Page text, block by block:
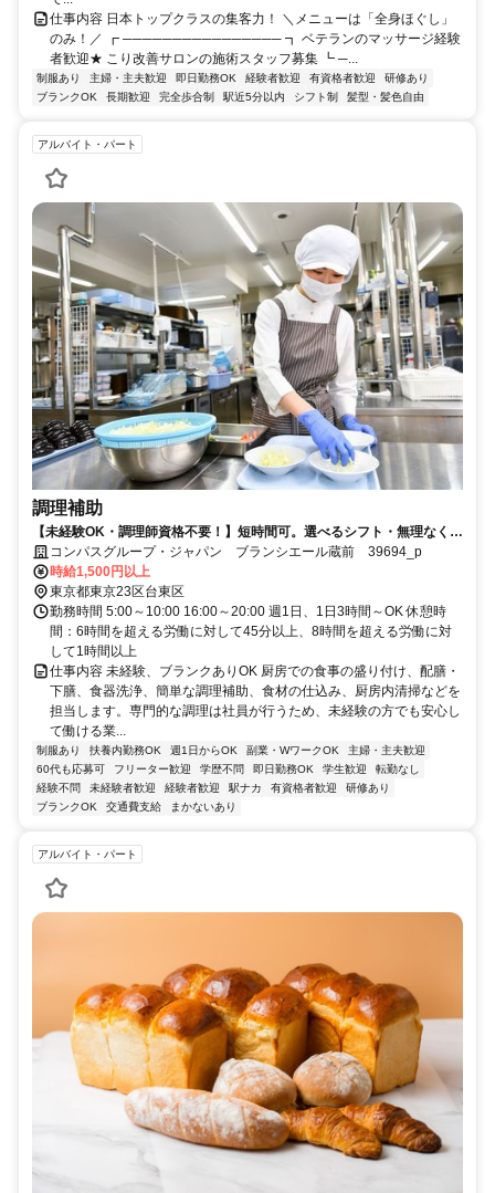
仕事内容 日本トップクラスの集客力！ ＼メニューは「全身ほぐし」
のみ！／ ┏ ──────────────── ┓ ベテランのマッサージ経験
者歓迎★ こり改善サロンの施術スタッフ募集 ┗ ─...
制服あり 主婦・主夫歓迎 即日勤務OK 経験者歓迎 有資格者歓迎
研修あり
ブランクOK
長期歓迎 完全歩合制 駅近5分以内 シフト制 髪型・髪色自由
アルバイト・パート
調理補助
【未経験OK・調理師資格不要！】短時間可。選べるシフト・無理なく安
定ワーク！
コンパスグループ・ジャパン ブランシエール蔵前 39694_p
時給1,500円以上
東京都東京23区台東区
勤務時間 5:00～10:00 16:00～20:00 週1日、1日3時間～OK 休憩時
間：6時間を超える労働に対して45分以上、8時間を超える労働に対
して1時間以上
仕事内容 未経験、ブランクありOK 厨房での食事の盛り付け、配膳・
下膳、食器洗浄、簡単な調理補助、食材の仕込み、厨房内清掃などを
担当します。専門的な調理は社員が行うため、未経験の方でも安心し
て働ける業...
制服あり 扶養内勤務OK 週1日からOK 副業・WワークOK
主婦・主夫歓迎
60代も応募可
フリーター歓迎 学歴不問 即日勤務OK 学生歓迎
転勤なし
経験不問
未経験者歓迎 経験者歓迎 駅ナカ 有資格者歓迎
研修あり
ブランクOK
交通費支給 まかないあり
アルバイト・パート